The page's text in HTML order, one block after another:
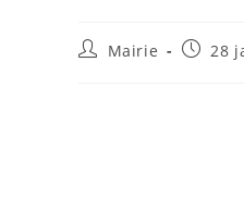
Auteur/autrice
Mairie 28